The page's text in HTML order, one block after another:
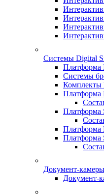
Системы Digital
Платформа
Системы
Комплекты
Платформа
Платформа
Платформа
Платформа
Документ-камеры
Документ-